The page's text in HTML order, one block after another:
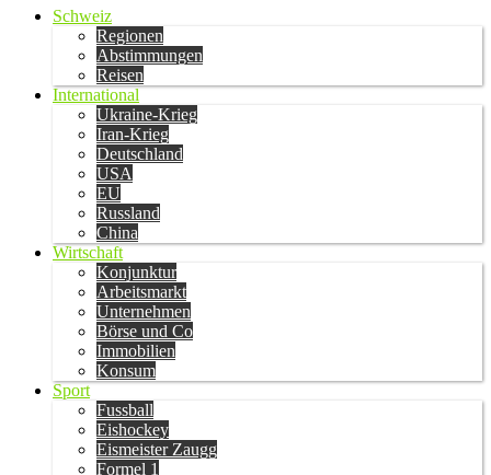
Schweiz
Regionen
Abstimmungen
Reisen
International
Ukraine-Krieg
Iran-Krieg
Deutschland
USA
EU
Russland
China
Wirtschaft
Konjunktur
Arbeitsmarkt
Unternehmen
Börse und Co
Immobilien
Konsum
Sport
Fussball
Eishockey
Eismeister Zaugg
Formel 1